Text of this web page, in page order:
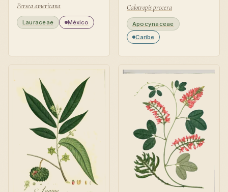
Persea americana
Lauraceae México
Calotropis procera
Apocynaceae
Caribe